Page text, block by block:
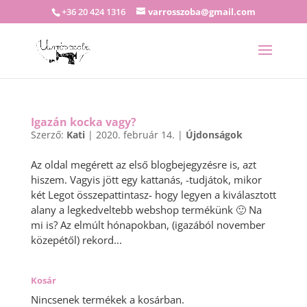
+36 20 424 1316 varrosszoba@gmail.com
Igazán kocka vagy?
Szerző: Kati| 2020. február 14. | Újdonságok
Az oldal megérett az első blogbejegyzésre is, azt
hiszem. Vagyis jött egy kattanás, -tudjátok, mikor
két Legot összepattintasz- hogy legyen a kiválasztott
alany a legkedveltebb webshop termékünk 🙂 Na
mi is? Az elmúlt hónapokban, (igazából november
közepétől) rekord...
Kosár
Nincsenek termékek a kosárban.